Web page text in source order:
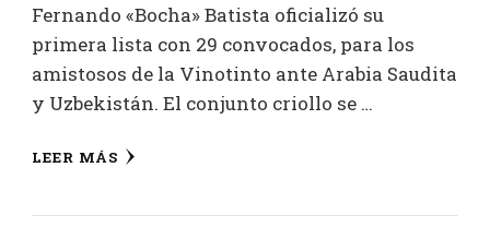
Fernando «Bocha» Batista oficializó su
primera lista con 29 convocados, para los
amistosos de la Vinotinto ante Arabia Saudita
y Uzbekistán. El conjunto criollo se …
LEER MÁS